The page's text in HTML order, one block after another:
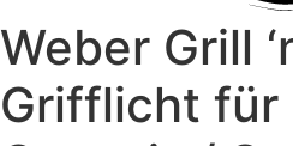
Weber Grill
Grifflicht für